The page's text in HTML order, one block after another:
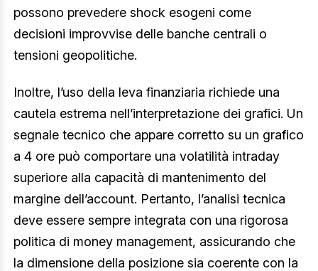
possono prevedere shock esogeni come
decisioni improvvise delle banche centrali o
tensioni geopolitiche.
Inoltre, l’uso della leva finanziaria richiede una
cautela estrema nell’interpretazione dei grafici. Un
segnale tecnico che appare corretto su un grafico
a 4 ore può comportare una volatilità intraday
superiore alla capacità di mantenimento del
margine dell’account. Pertanto, l’analisi tecnica
deve essere sempre integrata con una rigorosa
politica di money management, assicurando che
la dimensione della posizione sia coerente con la